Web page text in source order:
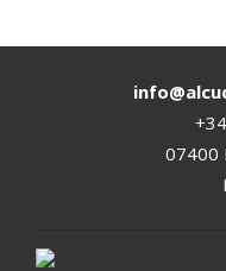
01-
07400